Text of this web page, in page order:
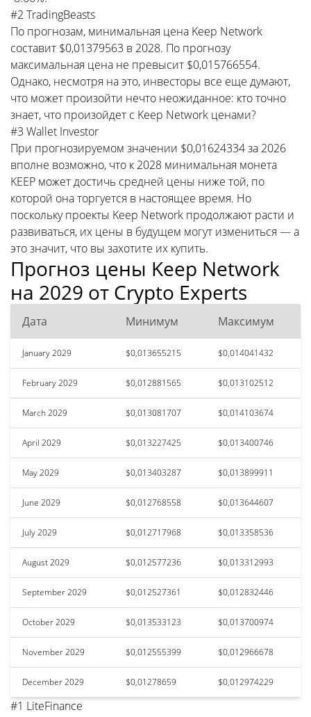
#2 TradingBeasts
По прогнозам, минимальная цена Keep Network
составит $0,01379563 в 2028. По прогнозу
максимальная цена не превысит $0,015766554.
Однако, несмотря на это, инвесторы все еще думают,
что может произойти нечто неожиданное: кто точно
знает, что произойдет с Keep Network ценами?
#3 Wallet Investor
При прогнозируемом значении $0,01624334 за 2026
вполне возможно, что к 2028 минимальная монета
KEEP может достичь средней цены ниже той, по
которой она торгуется в настоящее время. Но
поскольку проекты Keep Network продолжают расти и
развиваться, их цены в будущем могут измениться — а
это значит, что вы захотите их купить.
Прогноз цены Keep Network
на 2029 от Crypto Experts
Дата Минимум Максимум
January 2029 $0,013655215 $0,014041432
February 2029 $0,012881565 $0,013102512
March 2029 $0,013081707 $0,014103674
April 2029 $0,013227425 $0,013400746
May 2029 $0,013403287 $0,013899911
June 2029 $0,012768558 $0,013644607
July 2029 $0,012717968 $0,013358536
August 2029 $0,012577236 $0,013312993
September 2029 $0,012527361 $0,012832446
October 2029 $0,013533123 $0,013700974
November 2029 $0,012555399 $0,012966678
December 2029 $0,01278659 $0,012974229
#1 LiteFinance